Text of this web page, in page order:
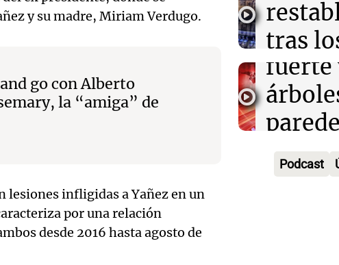
y su madre, Miriam Verdugo.
go con Alberto
la “amiga” de
lesiones infligidas a Yañez en un
por una relación
desde 2016 hasta agosto de
Panorama
Episodios
tras
km/h
Noticias
Episodios
fuerte
en
Audio.
de San
Audio.
Podcast